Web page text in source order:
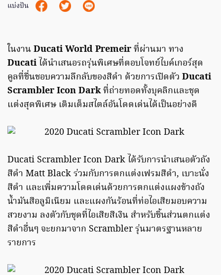
แบ่งปัน
ในงานDucati World Premeirที่ผ่านมา ทาง
Ducati ได้นำเสนอรถรุ่นพิเศษที่ตอบโจทย์ไบค์เกอร์สุด
คูลที่ชื่นชอบความลึกลับของสีดำ ด้วยการเปิดตัว Ducati
Scrambler Icon Darkที่ถ่ายทอดทั้งบุคลิกและชุด
แต่งสุดพิเศษ เติมเต็มสไตล์อันโดดเด่นได้เป็นอย่างดี
Ducati Scrambler Icon Dark ได้รับการนำเสนอตัวถัง
สีดำ Matt Black ร่วมกับการตกแต่งเฟรมสีดำ, เบาะนั่ง
สีดำ และเพิ่มความโดดเด่นด้วยการตกแต่งแผงข้างถัง
น้ำมันสีอลูมิเนียม และแผงกันร้อนที่ท่อไอเสียมอบความ
สวยงาม ลงตัวกับชุดที่ไอเสียสีเงิน สำหรับชิ้นส่วนตกแต่ง
สีดำอื่นๆ จะยกมาจาก Scrambler รุ่นมาตรฐานหลาย
รายการ